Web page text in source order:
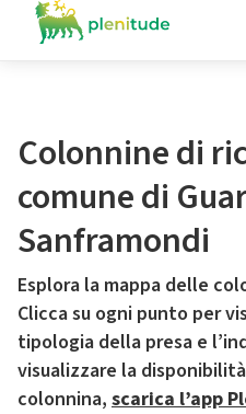
Colonnine di
comune di
Sanframondi
Esplora la mappa delle
Clicca su ogni punto per
tipologia della presa e
visualizzare la
colonnina, scarica l’app